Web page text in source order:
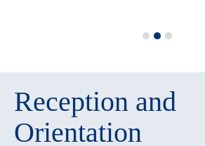
Reception and
Orientation